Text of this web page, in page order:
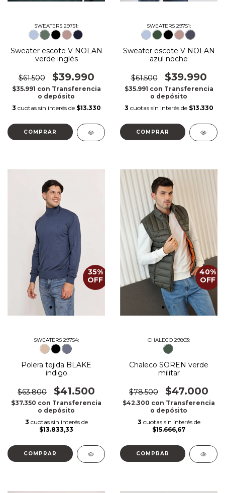
SWEATERS 29751:
Sweater escote V NOLAN
verde inglés
$61.500 $39.990
$35.991 con Transferencia
o depósito
3 cuotas sin interés de $13.330
COMPRAR
SWEATERS 29751:
Sweater escote V NOLAN
azul noche
$61.500 $39.990
$35.991 con Transferencia
o depósito
3 cuotas sin interés de $13.330
COMPRAR
35%
OFF
SWEATERS 29754:
Polera tejida BLAKE
indigo
$63.800 $41.500
$37.350 con Transferencia
o depósito
3 cuotas sin interés de
$13.833,33
COMPRAR
40%
OFF
CHALECO 29803:
Chaleco SOREN verde
militar
$78.500 $47.000
$42.300 con Transferencia
o depósito
3 cuotas sin interés de
$15.666,67
COMPRAR